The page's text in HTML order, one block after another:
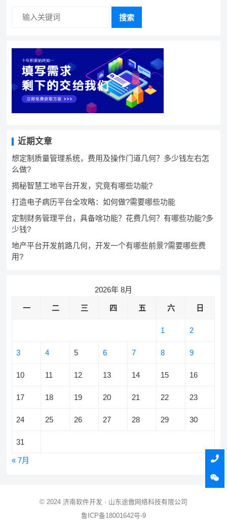
搜索
近期文章
想定制质量管理系统，费用及操作门道几何？多少钱左右怎
么做?
揭秘智慧工地平台开发，究竟有哪些功能?
打造电子病历平台全攻略：如何做?需要哪些功能
定制财务管理平台，具备啥功能？花费几何？有哪些功能?多
少钱?
地产平台开发前路几何，开发一个有哪些前景?需要哪些费
用?
2026年 8月
一 二 三 四 五 六 日
1 2
3 4 5 6 7 8 9
10 11 12 13 14 15 16
17 18 19 20 21 22 23
24 25 26 27 28 29 30
31
« 7月
© 2024 济南软件开发 · 山东途傲网络科技有限公司
鲁ICP备18001642号-9